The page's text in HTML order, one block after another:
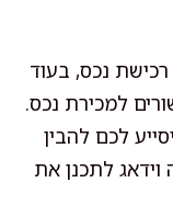
נכס, בעוד
למכירת נכס.
לכם להבין
לתכנן את